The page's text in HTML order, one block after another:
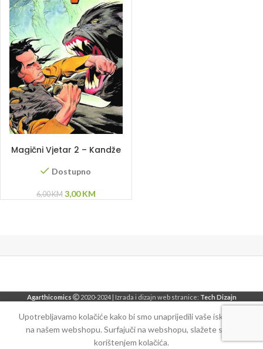
Magični Vjetar 2 – Kandže
Dostupno
6,00KM Original
3,00KMCurrent
Agarthicomics 2020-2024 | Izrada i dizajn web stranice: Tech Dizajn
Upotrebljavamo kolačiće kako bi smo unaprijedili vaše iskustvo
na našem webshopu. Surfajuči na webshopu, slažete se sa
korištenjem kolačića.